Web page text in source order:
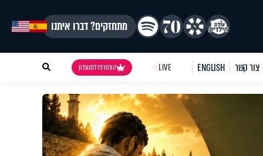
מתחזקים? דברו איתנו
צור קשר ENGLISH
LIVE הצטרפו למועדון